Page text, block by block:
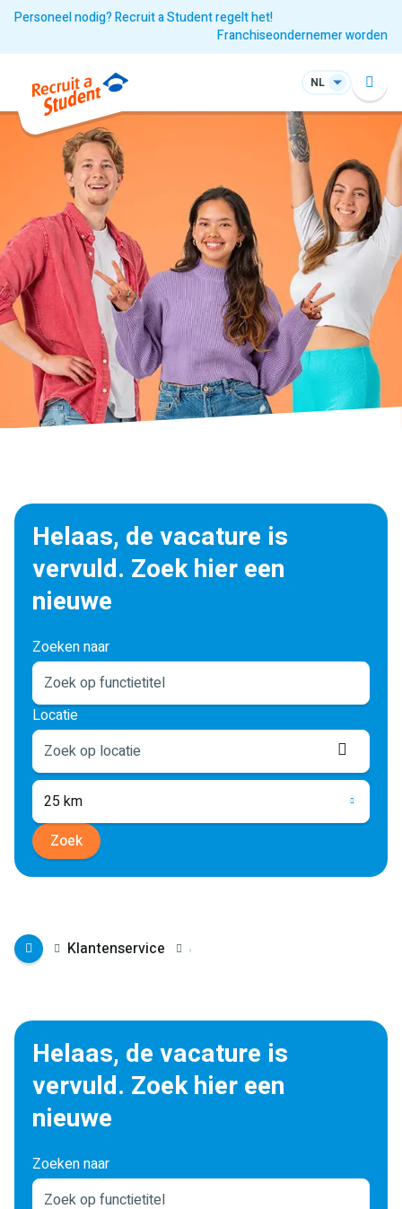
Personeel nodig? Recruit a Student regelt het!
Franchiseondernemer worden
NL
Helaas, de vacature is
vervuld. Zoek hier een
nieuwe
Zoeken naar
Locatie
25 km
Zoek
Klantenservice
Helaas, de vacature is
vervuld. Zoek hier een
nieuwe
Zoeken naar